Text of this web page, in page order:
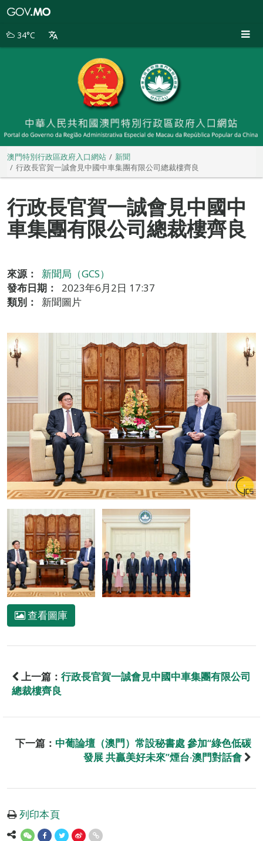
別
34°C
澳門特別行政區政府入口網站
新聞
行政長官賀一誠會見中國中車集團有限公司總裁樓齊良
行政長官賀一誠會見中國中
車集團有限公司總裁樓齊良
來源：
新聞局（GCS）
發布日期：
2023年6月2日 17:37
類別：
新聞圖片
查看圖庫
上一篇： 行政長官賀一誠會見中國中車集團有限公司
總裁樓齊良
下一篇： 中葡論壇（澳門）常設秘書處 參加“綠色低碳
發展 共贏美好未來”煙台‧澳門對話會
列印本頁